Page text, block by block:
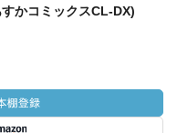
かコミックスCL-DX)